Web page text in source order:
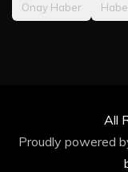
Onay Haber
All
Proudly powered